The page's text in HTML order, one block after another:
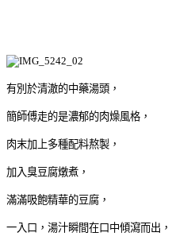
有別於清澈的中藥湯頭，
簡師傅走的是濃郁的肉燥風格，
肉末加上多種配料熬製，
加入臭豆腐燉煮，
滿滿吸飽精華的豆腐，
一入口，湯汁瞬間在口中傾瀉而出，